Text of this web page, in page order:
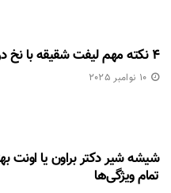
۴ نکته مهم لیفت شقیقه با نخ در تهران
10 نوامبر 2025
شیشه شیر دکتر براون یا اونت
تمام ویژگی‌ها